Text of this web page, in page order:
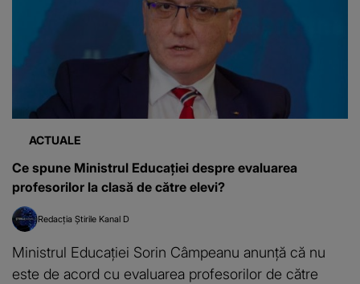
ACTUALE
Ce spune Ministrul Educației despre evaluarea
profesorilor la clasă de către elevi?
Redacția Știrile Kanal D
Ministrul Educaţiei Sorin Câmpeanu anunță că nu
este de acord cu evaluarea profesorilor de către